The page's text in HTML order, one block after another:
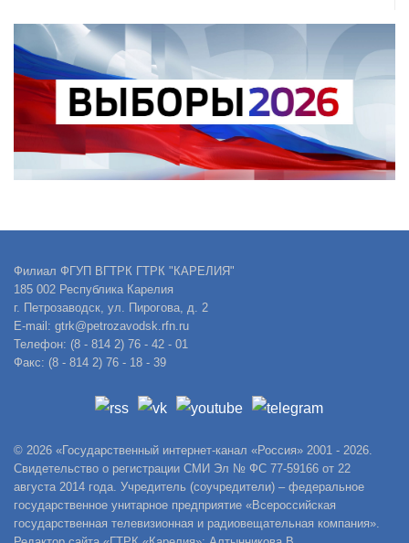
Филиал ФГУП ВГТРК ГТРК "КАРЕЛИЯ"
185 002 Республика Карелия
г. Петрозаводск, ул. Пирогова, д. 2
E-mail: gtrk@petrozavodsk.rfn.ru
Телефон: (8 - 814 2) 76 - 42 - 01
Факс: (8 - 814 2) 76 - 18 - 39
© 2026 «Государственный интернет-канал «Россия» 2001 - 2026.
Свидетельство о регистрации СМИ Эл № ФС 77-59166 от 22
августа 2014 года. Учредитель (соучредители) – федеральное
государственное унитарное предприятие «Всероссийская
государственная телевизионная и радиовещательная компания».